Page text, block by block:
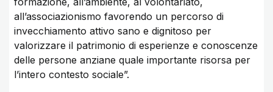
all’associazionismo favorendo un percorso di
invecchiamento attivo sano e dignitoso per
valorizzare il patrimonio di esperienze e conoscenze
delle persone anziane quale importante risorsa per
l’intero contesto sociale”.